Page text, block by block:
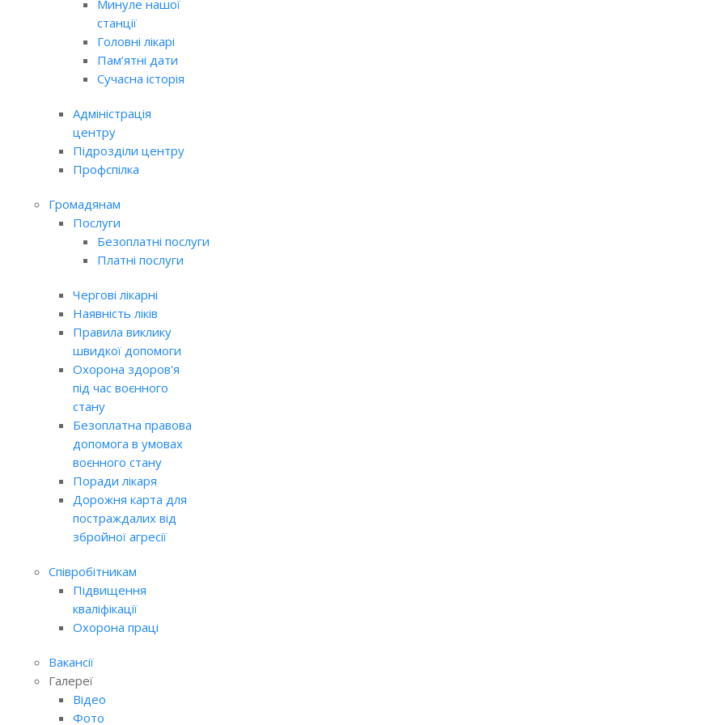
Минуле нашої
станції
Головні лікарі
Пам’ятні дати
Сучасна історія
Адміністрація
центру
Підрозділи центру
Профспілка
Громадянам
Послуги
Безоплатні послуги
Платні послуги
Чергові лікарні
Наявність ліків
Правила виклику
швидкої допомоги
Охорона здоров'я
під час воєнного
стану
Безоплатна правова
допомога в умовах
воєнного стану
Поради лікаря
Дорожня карта для
постраждалих від
збройної агресії
Співробітникам
Підвищення
кваліфікації
Охорона праці
Вакансії
Галереї
Відео
Фото